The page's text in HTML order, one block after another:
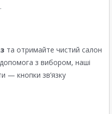
та отримайте чистий салон
з вибором, наші
— кнопки зв’язку